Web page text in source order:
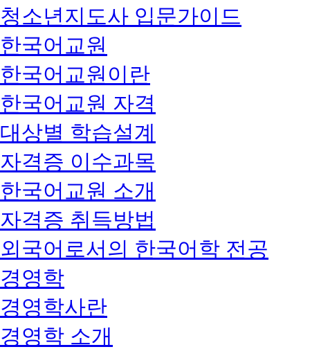
청소년지도사 입문가이드
한국어교원
한국어교원이란
한국어교원 자격
대상별 학습설계
자격증 이수과목
한국어교원 소개
자격증 취득방법
외국어로서의 한국어학 전공
경영학
경영학사란
경영학 소개